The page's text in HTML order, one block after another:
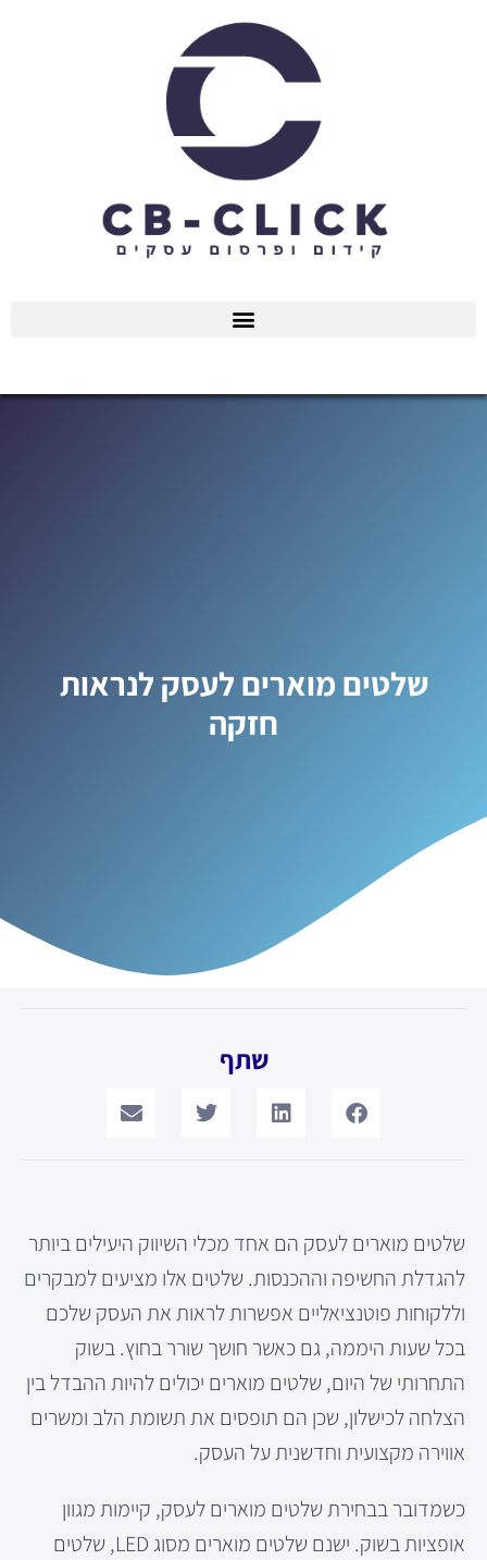
שלטים מוארים לעסק לנראות
חזקה
שתף
שלטים מוארים לעסק הם אחד מכלי השיווק היעילים ביותר
להגדלת החשיפה וההכנסות. שלטים אלו מציעים למבקרים
וללקוחות פוטנציאליים אפשרות לראות את העסק שלכם
בכל שעות היממה, גם כאשר חושך שורר בחוץ. בשוק
התחרותי של היום, שלטים מוארים יכולים להיות ההבדל בין
הצלחה לכישלון, שכן הם תופסים את תשומת הלב ומשרים
אווירה מקצועית וחדשנית על העסק.
כשמדובר בבחירת שלטים מוארים לעסק, קיימות מגוון
אופציות בשוק. ישנם שלטים מוארים מסוג LED, שלטים